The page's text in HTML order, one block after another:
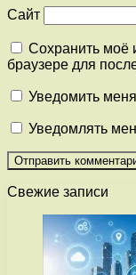
Сайт
Сохранить моё
браузере для
Уведомить
Уведомлять
Свежие записи